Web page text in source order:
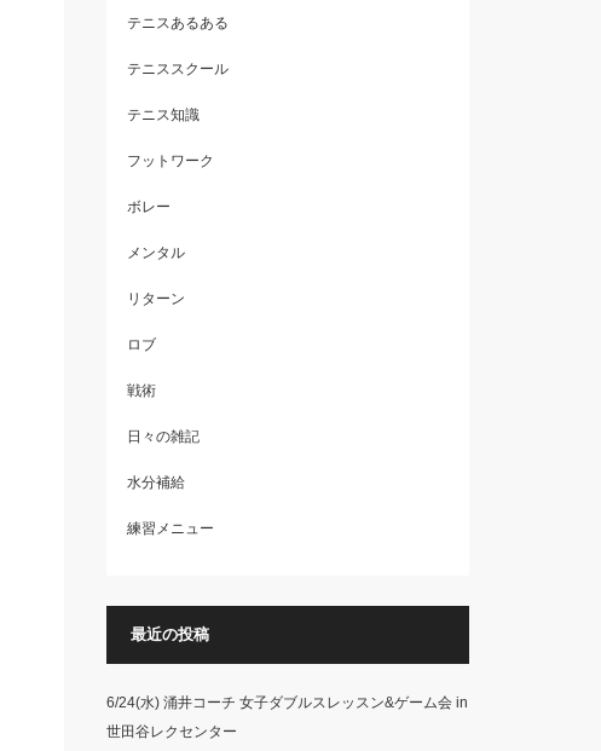
テニスあるある
テニススクール
テニス知識
フットワーク
ボレー
メンタル
リターン
ロブ
戦術
日々の雑記
水分補給
練習メニュー
最近の投稿
6/24(水) 涌井コーチ 女子ダブルスレッスン&ゲーム会 in
世田谷レクセンター